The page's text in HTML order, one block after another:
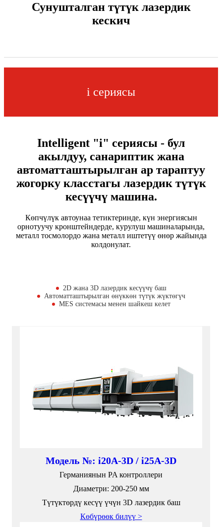
Сунушталган түтүк лазердик
кескич
i сериясы
Intelligent "i" сериясы - бул
акылдуу, санариптик жана
автоматташтырылган ар тараптуу
жогорку класстагы лазердик түтүк
кесүүчү машина.
Көпчүлүк автоунаа тетиктеринде, күн энергиясын
орнотуучу кронштейндерде, курулуш машиналарында,
металл тосмолордо жана металл иштетүү өнөр жайында
колдонулат.
2D жана 3D лазердик кесүүчү баш
Автоматташтырылган өнүккөн түтүк жүктөгүч
MES системасы менен шайкеш келет
Модель №: i20A-3D / i25A-3D
Германиянын PA контроллери
Диаметри: 200-250 мм
Түтүктөрдү кесүү үчүн 3D лазердик баш
Көбүрөөк билүү >